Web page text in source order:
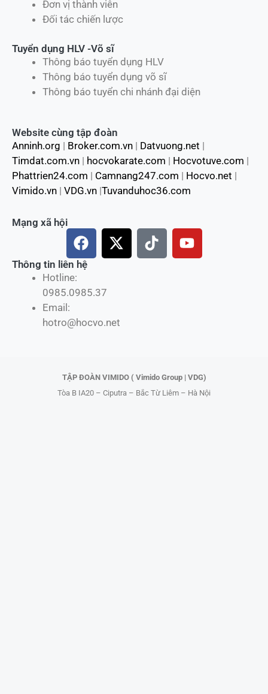
Đơn vị thành viên
Đối tác chiến lược
Tuyển dụng HLV -Võ sĩ
Thông báo tuyển dụng HLV
Thông báo tuyển dụng võ sĩ
Thông báo tuyển chi nhánh đại diện
Website cùng tập đoàn
Anninh.org | Broker.com.vn | Datvuong.net |
Timdat.com.vn | hocvokarate.com | Hocvotuve.com |
Phattrien24.com | Camnang247.com | Hocvo.net |
Vimido.vn | VDG.vn |Tuvanduhoc36.com
Hotline:
0985.0985.37
Email:
hotro@hocvo.net
Mạng xã hội
F
a
c
b
o
X
-
t
T
i
Y
o
Thông tin liên hệ
TẬP ĐOÀN VIMIDO ( Vimido Group | VDG)
Tòa B IA20 – Ciputra – Bắc Từ Liêm – Hà Nội